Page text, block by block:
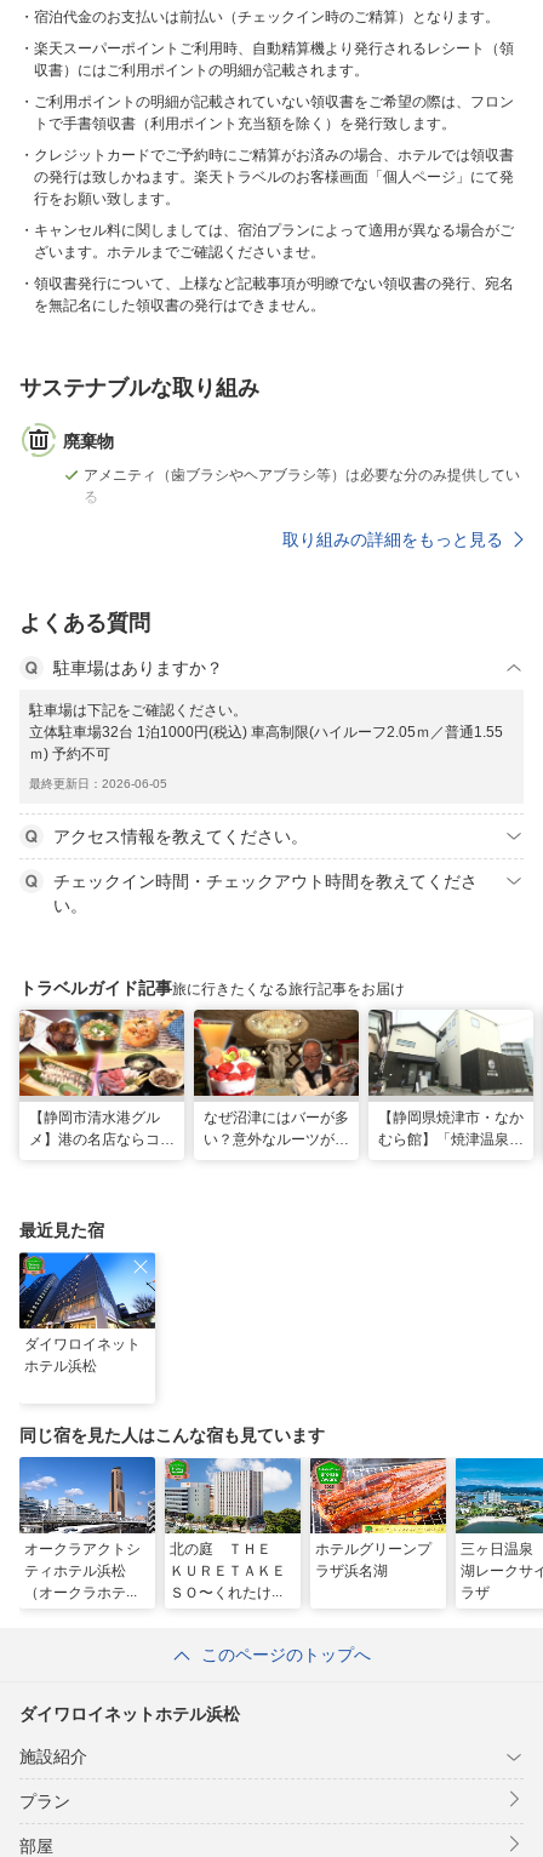
宿泊代金のお支払いは前払い（チェックイン時のご精算）となります。
楽天スーパーポイントご利用時、自動精算機より発行されるレシート（領
収書）にはご利用ポイントの明細が記載されます。
ご利用ポイントの明細が記載されていない領収書をご希望の際は、フロン
トで手書領収書（利用ポイント充当額を除く）を発行致します。
クレジットカードでご予約時にご精算がお済みの場合、ホテルでは領収書
の発行は致しかねます。楽天トラベルのお客様画面「個人ページ」にて発
行をお願い致します。
キャンセル料に関しましては、宿泊プランによって適用が異なる場合がご
ざいます。ホテルまでご確認くださいませ。
領収書発行について、上様など記載事項が明瞭でない領収書の発行、宛名
を無記名にした領収書の発行はできません。
サステナブルな取り組み
廃棄物
アメニティ（歯ブラシやヘアブラシ等）は必要な分のみ提供してい
る
取り組みの詳細をもっと見る
よくある質問
駐車場はありますか？
駐車場は下記をご確認ください。
立体駐車場32台 1泊1000円(税込) 車高制限(ハイルーフ2.05ｍ／普通1.55
ｍ) 予約不可
最終更新日：2026-06-05
アクセス情報を教えてください。
チェックイン時間・チェックアウト時間を教えてくださ
い。
トラベルガイド記事旅に行きたくなる旅行記事をお届け
【静岡市清水港グル
メ】港の名店ならコ
なぜ沼津にはバーが多
い？意外なルーツがわ
【静岡県焼津市・なか
むら館】「焼津温泉」
最近見た宿
ダイワロイネット
ホテル浜松
同じ宿を見た人はこんな宿も見ています
オークラアクトシ
ティホテル浜松
（オークラホテル
北の庭 ＴＨＥ
ＫＵＲＥＴＡＫＥ
ＳＯ〜くれたけホ
ホテルグリーンプ
ラザ浜名湖
三ヶ日温
湖レークサ
ラザ
このページのトップへ
ダイワロイネットホテル浜松
施設紹介
プラン
部屋